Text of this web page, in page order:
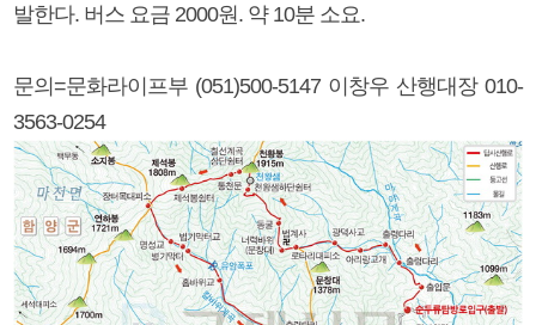
발한다. 버스 요금 2000원. 약 10분 소요.
문의=문화라이프부 (051)500-5147 이창우 산행대장 010-
3563-0254